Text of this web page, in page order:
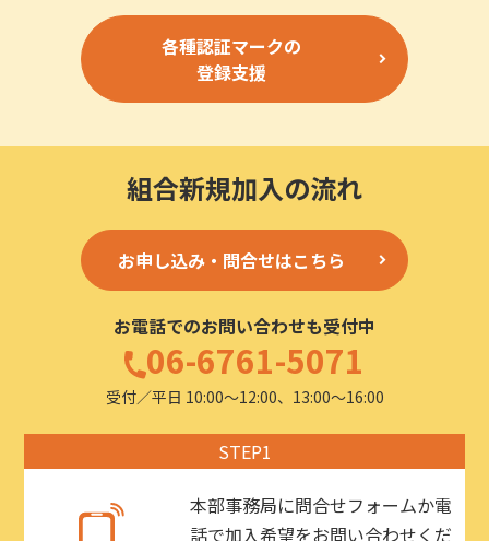
各種認証マークの
登録支援
組合新規加入の流れ
お申し込み・問合せはこちら
お電話でのお問い合わせも受付中
06-6761-5071
受付／平日 10:00〜12:00、13:00〜16:00
STEP1
本部事務局に問合せフォームか電
話で加入希望をお問い合わせくだ